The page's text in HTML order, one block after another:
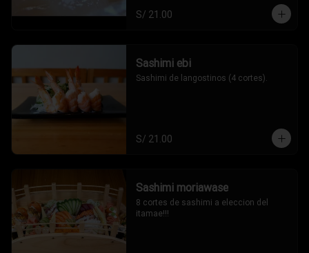
S/ 21.00
Sashimi ebi
Sashimi de langostinos (4 cortes).
S/ 21.00
Sashimi moriawase
8 cortes de sashimi a eleccion del
itamae!!!